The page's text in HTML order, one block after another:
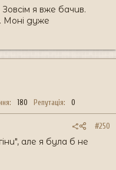
я вже бачив.
Моні дуже
180 Репутація 0
#250
але я була б не